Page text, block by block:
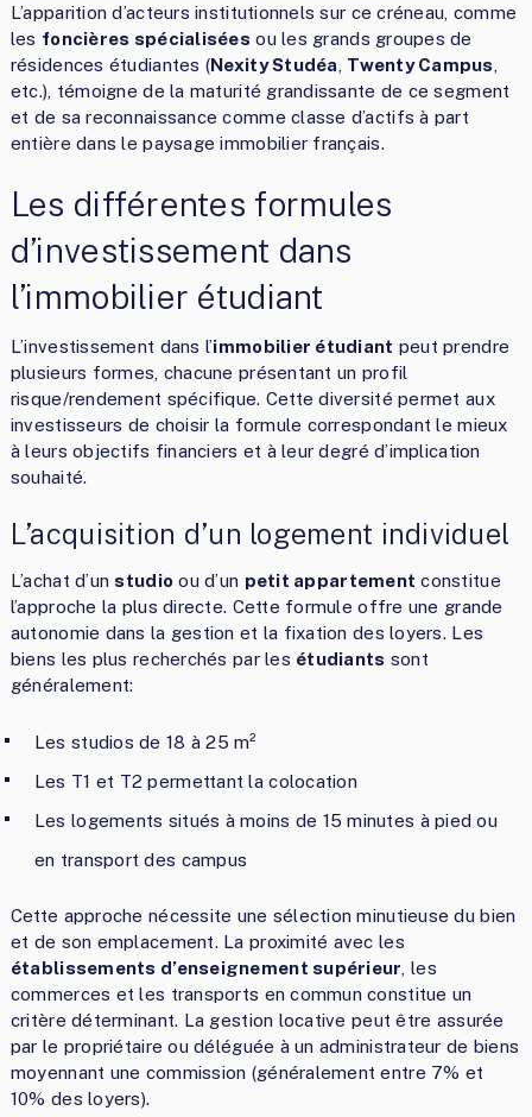
L’apparition d’acteurs institutionnels sur ce créneau, comme
les foncières spécialisées ou les grands groupes de
résidences étudiantes (Nexity Studéa Twenty Campus
etc.), témoigne de la maturité grandissante de ce segment
et de sa reconnaissance comme classe d’actifs à part
entière dans le paysage immobilier français.
Les différentes formules
d’investissement dans
l’immobilier étudiant
L’investissement dans l’immobilier étudiant peut prendre
plusieurs formes, chacune présentant un profil
risque/rendement spécifique. Cette diversité permet aux
investisseurs de choisir la formule correspondant le mieux
à leurs objectifs financiers et à leur degré d’implication
souhaité.
L’acquisition d’un logement individuel
L’achat d’un studio ou d’un petit appartement constitue
l’approche la plus directe. Cette formule offre une grande
autonomie dans la gestion et la fixation des loyers. Les
biens les plus recherchés par les étudiants sont
généralement:
Les studios de 18 à 25 m²
Les T1 et T2 permettant la colocation
Les logements situés à moins de 15 minutes à pied ou
en transport des campus
Cette approche nécessite une sélection minutieuse du bien
et de son emplacement. La proximité avec les
établissements d’enseignement supérieur , les
commerces et les transports en commun constitue un
critère déterminant. La gestion locative peut être assurée
par le propriétaire ou déléguée à un administrateur de biens
moyennant une commission (généralement entre 7% et
10% des loyers).